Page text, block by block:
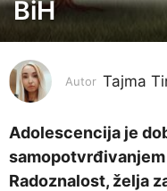
o
n
a
p
i
BiH
Autor Tajma
Adolescencija je
Radoznalost, želja